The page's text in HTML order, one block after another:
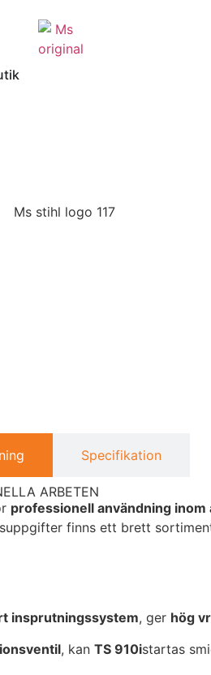
Specifikation
ARBETEN
professionell användning
finns ett brett
insprutningssystem, ger hög
, kan TS 910istartas